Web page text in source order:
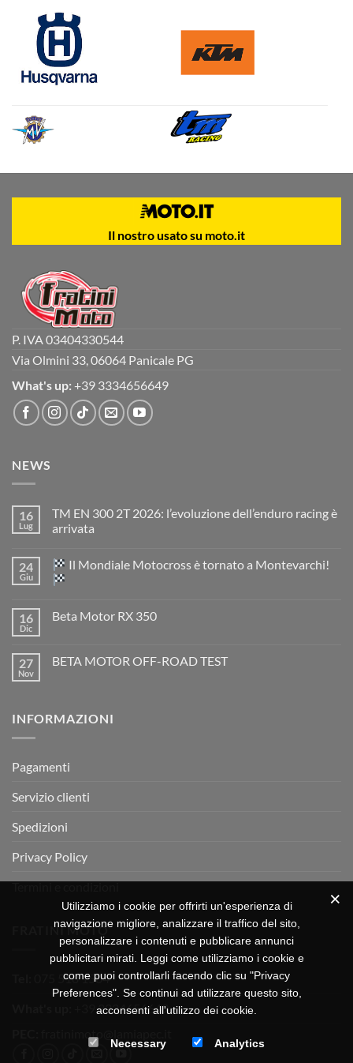
Il nostro usato su moto.it
P. IVA 03404330544
Via Olmini 33, 06064 Panicale PG
What's up: +39 3334656649
NEWS
16
Lug
TM EN 300 2T 2026: l’evoluzione dell’enduro racing è
arrivata
su
TM
EN
2026:
è
arrivata
24
Giu
Il Mondiale Motocross è tornato a Montevarchi!
su
Motocross
è
16
Dic
Beta Motor RX 350
Beta
27
Nov
BETA MOTOR OFF-ROAD TEST
MOTOR
INFORMAZIONI
Pagamenti
Servizio clienti
Spedizioni
Privacy Policy
Termini e condizioni
FRATINI MOTO
075 518 1504
+39 3334656649
Utilizziamo i cookie per offrirti un'esperienza di
navigazione migliore, analizzare il traffico del sito,
personalizzare i contenuti e pubblicare annunci
pubblicitari mirati. Leggi come utilizziamo i cookie e
come puoi controllarli facendo clic su "Privacy
Preferences". Se continui ad utilizzare questo sito,
acconsenti all'utilizzo dei cookie.
Necessary Analytics